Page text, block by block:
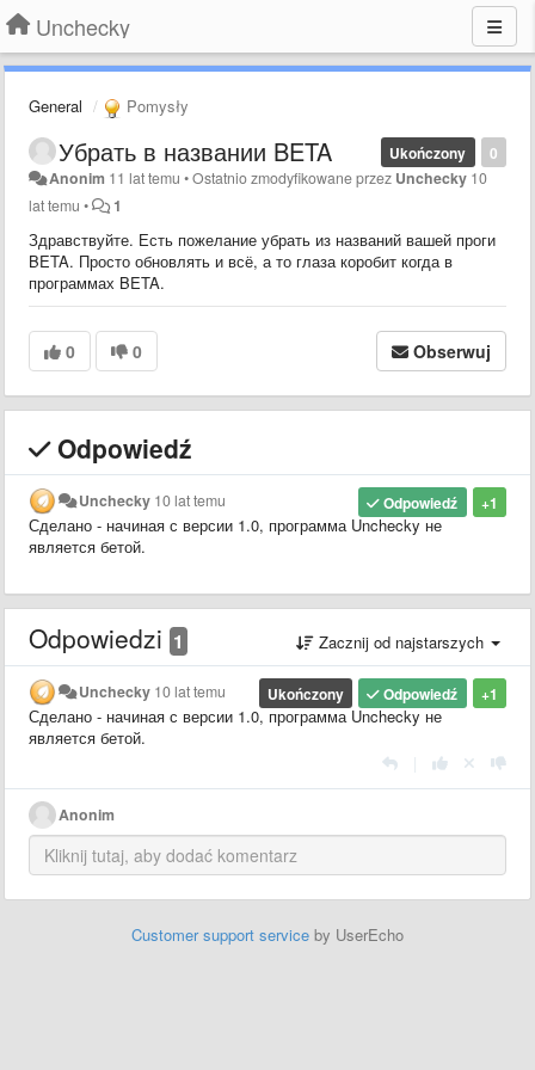
Unchecky
General Pomysły
0
Ukończony
Убрать в названии BETA
Anonim 11 lat temu •Ostatnio zmodyfikowane przez Unchecky 10
lat temu • 1
Здравствуйте. Есть пожелание убрать из названий вашей проги
BETA. Просто обновлять и всё, а то глаза коробит когда в
программах BETA.
0 0 Obserwuj
Odpowiedź
+1
Odpowiedź
Unchecky 10 lat temu
Сделано - начиная с версии 1.0, программа Unchecky не
является бетой.
Odpowiedzi 1 Zacznij od najstarszych
+1
Odpowiedź
Ukończony
Unchecky 10 lat temu
Сделано - начиная с версии 1.0, программа Unchecky не
является бетой.
Anonim
Customer support service by UserEcho